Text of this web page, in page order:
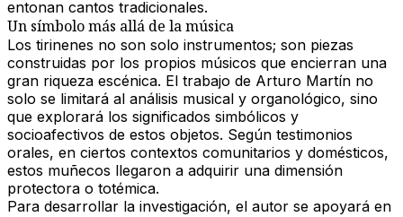
entonan cantos tradicionales.
Un símbolo más allá de la música
Los tirinenes no son solo instrumentos; son piezas
construidas por los propios músicos que encierran una
gran riqueza escénica. El trabajo de Arturo Martín no
solo se limitará al análisis musical y organológico, sino
que explorará los significados simbólicos y
socioafectivos de estos objetos. Según testimonios
orales, en ciertos contextos comunitarios y domésticos,
estos muñecos llegaron a adquirir una dimensión
protectora o totémica.
Para desarrollar la investigación, el autor se apoyará en